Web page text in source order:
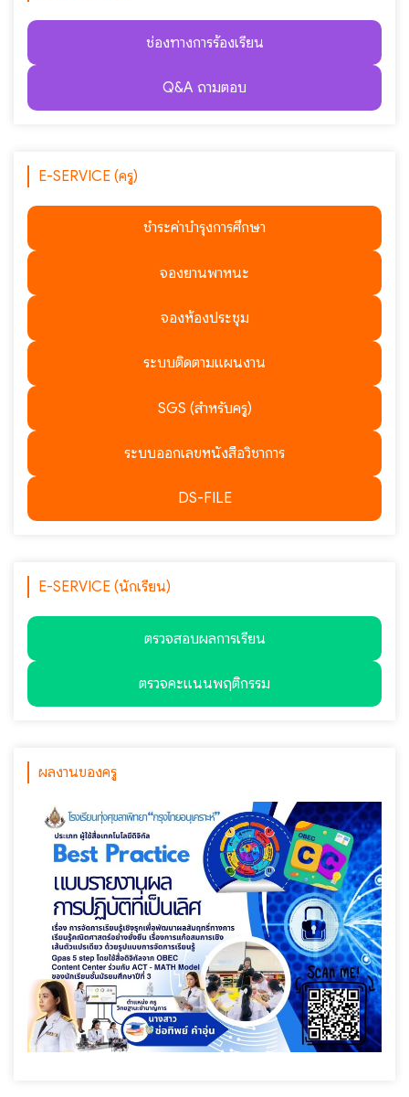
ช่องทางการร้องเรียน
Q&A ถามตอบ
E-SERVICE (ครู)
ชำระค่าบำรุงการศึกษา
จองยานพาหนะ
จองห้องประชุม
ระบบติดตามแผนงาน
SGS (สำหรับครู)
ระบบออกเลขหนังสือวิชาการ
DS-FILE
E-SERVICE (นักเรียน)
ตรวจสอบผลการเรียน
ตรวจคะแนนพฤติกรรม
ผลงานของครู